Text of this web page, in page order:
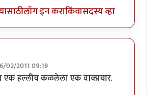
लॉग इन कराकिंवासदस्य व्हा
02/2011 09:19
एक हल्लीच कळलेला एक वाक्प्रचार.